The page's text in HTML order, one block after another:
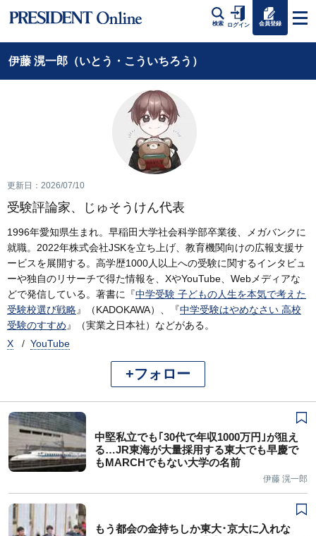
検索 ログイン 会員登録
伊藤 滉一郎（いとう・こういちろう）
更新日：2026/07/10
受験評論家、じゅそうけん代表
1996年愛知県生まれ。早稲田大学社会科学部卒業後、メガバンクに
就職。2022年株式会社JSKを立ち上げ、教育機関向けの広報支援サ
ービスを展開する。高学歴1000人以上への受験に関するインタビュ
ーや独自のリサーチで得た情報を、XやYouTube、Webメディアな
どで発信している。著書に『中学受験 子どもの人生を本気で考えた
受験校選び戦略』（KADOKAWA）、『中学受験はやめなさい 高校
受験のすすめ 』（実業之日本社）などがある。
X
YouTube
+フォロー
中堅私立でも｢30代で年収1000万円｣が狙え
る…JR東海が大量採用する東大でも早慶で
もMARCHでもない大学の名前
伊藤 滉一郎
もう都会の金持ちしか東大･京大に入れな